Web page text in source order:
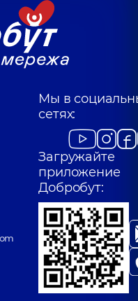
Мы в
сетях:
Загружайте
приложение
Добробут: